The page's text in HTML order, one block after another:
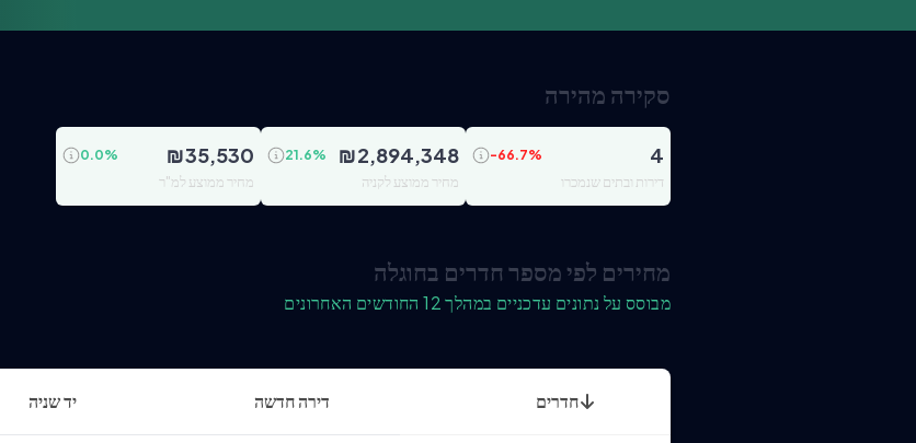
סקירה מהירה
4
-66.7%
דירות ובתים שנמכרו
₪2,894,348
21.6%
מחיר ממוצע לקניה
₪35,530
0.0%
מחיר ממוצע למ"ר
מחירים לפי מספר חדרים בחוגלה
מבוסס על נתונים עדכניים במהלך 12 החודשים האחרונים
חדרים דירה חדשה יד שניה